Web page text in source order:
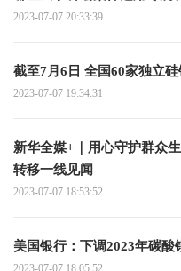
2023-07-07 20:33:39
截至7月6日 全国60家独立
2023-07-07 19:34:31
新华全媒+｜用心守护群众
转移一线见闻
2023-07-07 18:53:52
美国银行：下调2023年碳酸
2023-07-07 18:05:52